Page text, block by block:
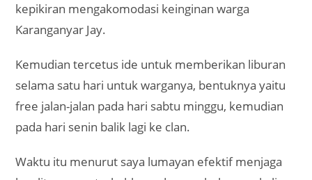
kepikiran mengakomodasi keinginan warga
Karanganyar Jay.
Kemudian tercetus ide untuk memberikan liburan
selama satu hari untuk warganya, bentuknya yaitu
free jalan-jalan pada hari sabtu minggu, kemudian
pada hari senin balik lagi ke clan.
Waktu itu menurut saya lumayan efektif menjaga